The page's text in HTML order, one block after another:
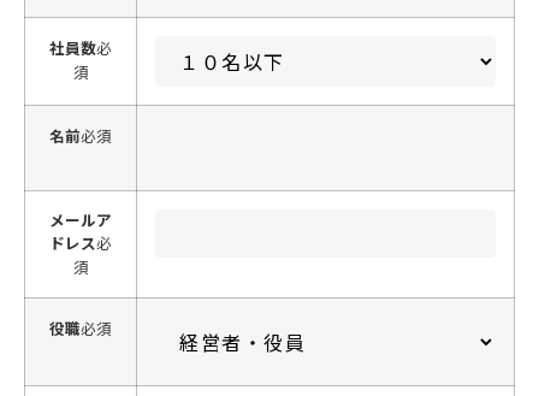
社員数必
須
名前必須
メールア
ドレス必
須
役職必須